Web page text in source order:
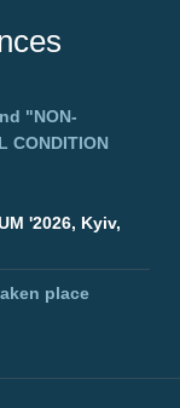
"NON-
CONDITION
'2026, Kyiv,
place